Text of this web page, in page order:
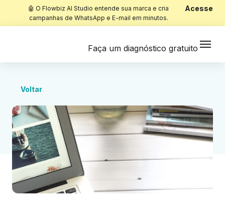
🤖 O Flowbiz AI Studio entende sua marca e cria
campanhas de WhatsApp e E-mail em minutos.
Acesse
Faça um diagnóstico gratuito
Voltar